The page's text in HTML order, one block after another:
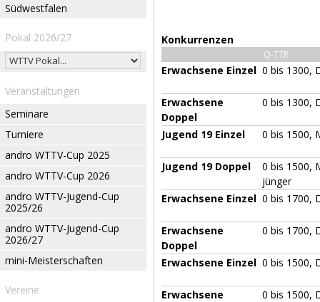
Südwestfalen
Pokal 2026/27
Veranstaltungen
Seminare
Turniere
andro WTTV-Cup 2025
andro WTTV-Cup 2026
andro WTTV-Jugend-Cup
2025/26
andro WTTV-Jugend-Cup
2026/27
mini-Meisterschaften
Vereine
Konkurrenzen
Q-TTR
Erwachsene Einzel 0 bis 1300,
Erwachsene
Doppel
0 bis 1300,
Jugend 19 Einzel 0 bis 1500,
Jugend 19 Doppel
0 bis 1500,
jünger
Erwachsene Einzel 0 bis 1700,
Erwachsene
Doppel
0 bis 1700,
Erwachsene Einzel 0 bis 1500,
Erwachsene
0 bis 1500,